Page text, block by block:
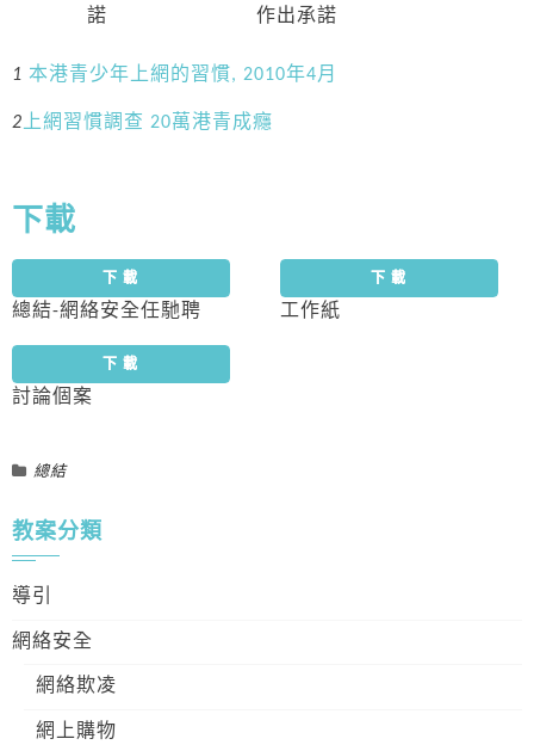
諾 作出承諾
1 本港青少年上網的習慣, 2010年4月
2上網習慣調查 20萬港青成癮
下載
下 載
總結-網絡安全任馳聘
下 載
工作紙
下 載
討論個案
總結
教案分類
導引
網絡安全
網絡欺凌
網上購物